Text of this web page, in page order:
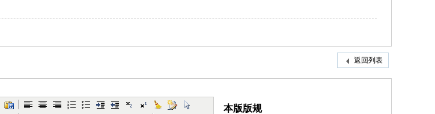
返回列表
本版版规